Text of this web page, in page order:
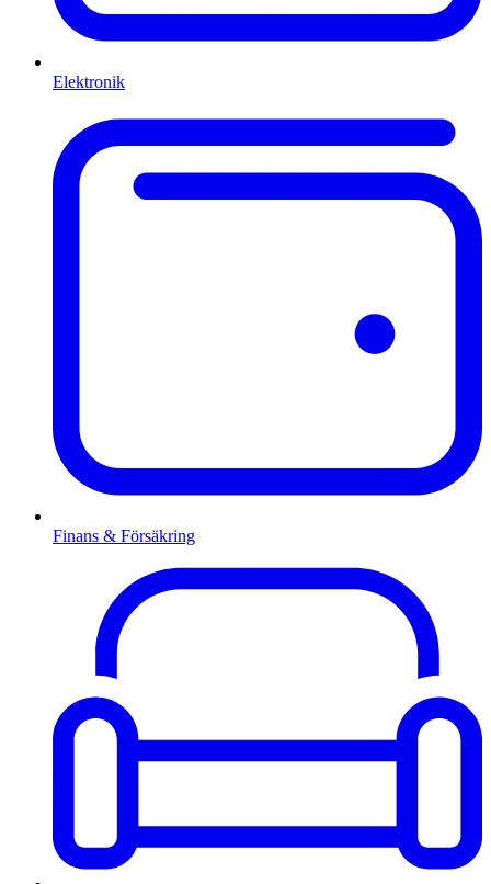
Elektronik
Finans & Försäkring